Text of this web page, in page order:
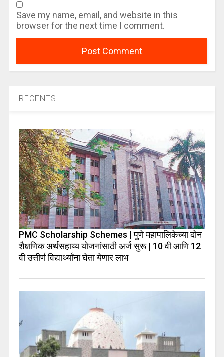
Save my name, email, and website in this
browser for the next time I comment.
RECENTS
PMC Scholarship Schemes | पुणे महापालिकेच्या दोन
शैक्षणिक अर्थसहाय्य योजनांसाठी अर्ज सुरू | 10 वी आणि 12
वी उत्तीर्ण विद्यार्थ्यांना घेता येणार लाभ